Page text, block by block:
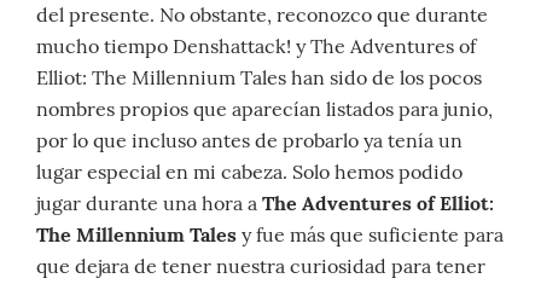
del presente. No obstante, reconozco que durante
mucho tiempo Denshattack! y The Adventures of
Elliot: The Millennium Tales han sido de los pocos
nombres propios que aparecían listados para junio,
por lo que incluso antes de probarlo ya tenía un
lugar especial en mi cabeza. Solo hemos podido
jugar durante una hora a The Adventures of Elliot:
The Millennium Tales y fue más que suficiente para
que dejara de tener nuestra curiosidad para tener